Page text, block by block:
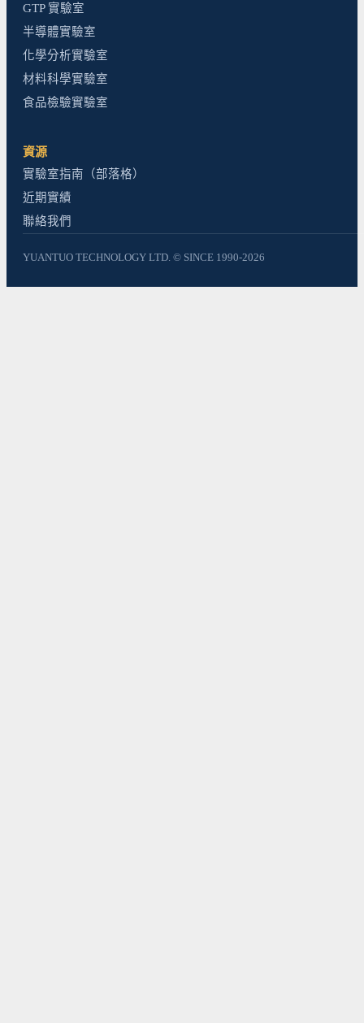
GTP 實驗室
半導體實驗室
化學分析實驗室
材料科學實驗室
食品檢驗實驗室
資源
實驗室指南（部落格）
近期實績
聯絡我們
YUANTUO TECHNOLOGY LTD. © SINCE 1990-2026